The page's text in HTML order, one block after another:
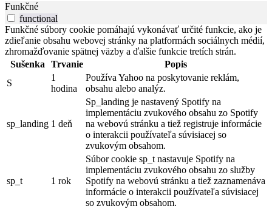
Funkčné
functional
Funkčné súbory cookie pomáhajú vykonávať určité funkcie, ako je
zdieľanie obsahu webovej stránky na platformách sociálnych médií,
zhromažďovanie spätnej väzby a ďalšie funkcie tretích strán.
Sušenka
Trvanie
Popis
S
1
hodina
Používa Yahoo na poskytovanie reklám,
obsahu alebo analýz.
sp_landing 1 deň
Sp_landing je nastavený Spotify na
implementáciu zvukového obsahu zo Spotify
na webovú stránku a tiež registruje informácie
o interakcii používateľa súvisiacej so
zvukovým obsahom.
sp_t 1 rok
Súbor cookie sp_t nastavuje Spotify na
implementáciu zvukového obsahu zo služby
Spotify na webovú stránku a tiež zaznamenáva
informácie o interakcii používateľa súvisiacej
so zvukovým obsahom.